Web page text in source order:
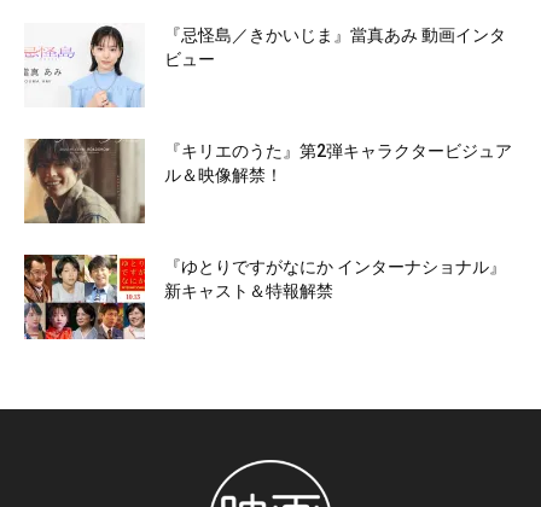
『忌怪島／きかいじま』當真あみ 動画インタ
ビュー
『キリエのうた』第2弾キャラクタービジュア
ル＆映像解禁！
『ゆとりですがなにか インターナショナル』
新キャスト＆特報解禁